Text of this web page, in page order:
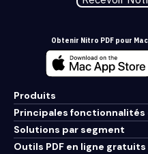
Obtenir Nitro PDF pour Mac
Produits
Principales
Solutions par segment
Outils PDF en ligne gratuits